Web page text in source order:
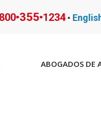
800•355•1234•
ABOGADOS DE